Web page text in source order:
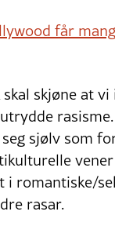
får
skjøne at vi
sjølv som
i romantiske/
rasar.